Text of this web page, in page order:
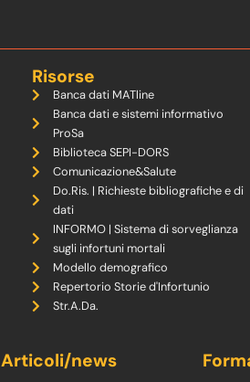
Risorse
Banca dati MATline
Banca dati e sistemi informativo
ProSa
Biblioteca SEPI-DORS
Comunicazione&Salute
Do.Ris. | Richieste bibliografiche e di
dati
INFORMO | Sistema di sorveglianza
sugli infortuni mortali
Modello demografico
Repertorio Storie d'Infortunio
Str.A.Da.
Articoli/news